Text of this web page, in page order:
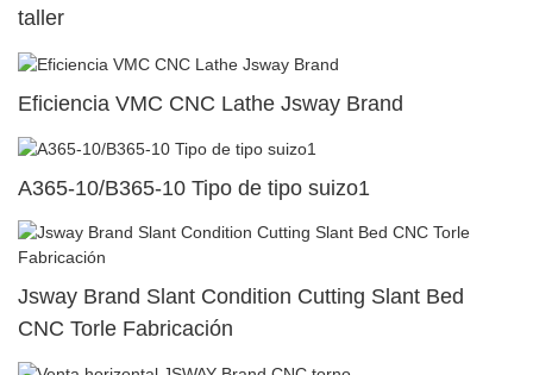
taller
Eficiencia VMC CNC Lathe Jsway Brand
A365-10/B365-10 Tipo de tipo suizo1
Jsway Brand Slant Condition Cutting Slant Bed
CNC Torle Fabricación